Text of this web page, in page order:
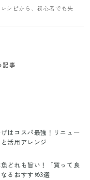
シピから、初心者でも失
記事
はコスパ最強！リニュー
活用アレンジ
どれも旨い！「買って良
るおすすめ3選